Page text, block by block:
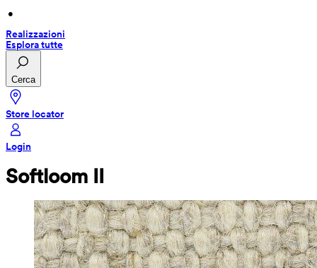
•
Realizzazioni
Esplora tutte
Cerca
Store locator
Login
Softloom II